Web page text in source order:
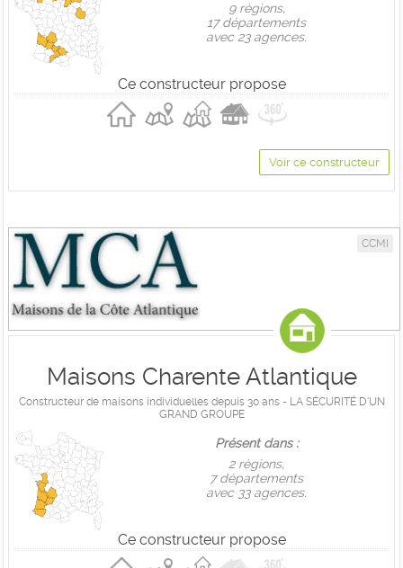
9 règions,
17 départements
avec 23 agences.
Ce constructeur propose
Voir ce constructeur
CCMI
Maisons Charente Atlantique
Constructeur de maisons individuelles depuis 30 ans - LA SÉCURITÉ D'UN
GRAND GROUPE
Présent dans :
2 règions,
7 départements
avec 33 agences.
Ce constructeur propose